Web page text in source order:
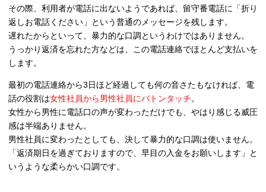
その際、利用者が電話に出ないようであれば、留守番電話に「折り
返しお電話ください」という普通のメッセージを残します。
遅れたからといって、暴力的な口調というわけではありません。
うっかり返済を忘れた方などは、この電話連絡でほとんど支払いを
します。
最初の電話連絡から3日ほど経過しても何の音さたもなければ、電
話の役割は女性社員から男性社員にバトンタッチ。
女性から男性に電話口の声が変わっただけでも、やはり感じる威圧
感は半端ありません。
男性社員に変わったとしても、決して暴力的な口調は使いません。
「返済期日を過ぎておりますので、早目の入金をお願いします」と
いうような柔らかい口調です。